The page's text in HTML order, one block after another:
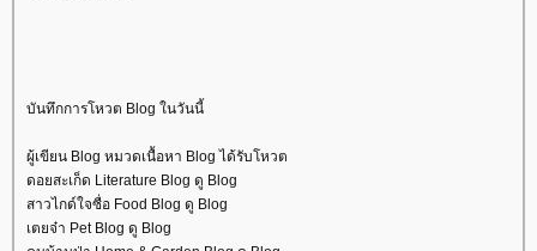
บันทึกการโหวต Blog ในวันนี้
ผู้เขียน Blog หมวดเนื้อหา Blog ได้รับโหวต
ดอยสะเก็ด Literature Blog ดู Blog
สาวไกด์ใจซื่อ Food Blog ดู Blog
เตยจ๋า Pet Blog ดู Blog